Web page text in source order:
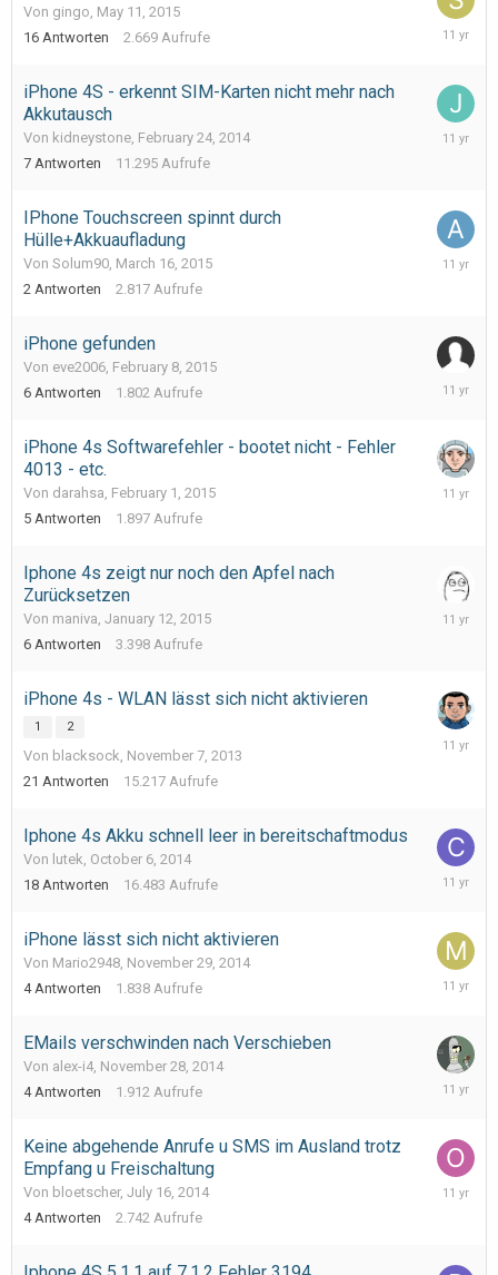
Von gingo, May 11, 2015
16 Antworten 2.669 Aufrufe
June
iPhone 4S - erkennt SIM-Karten nicht mehr nach
Akkutausch
Von kidneystone, February 24, 2014
7 Antworten 11.295 Aufrufe
April
IPhone Touchscreen spinnt durch
Hülle+Akkuaufladung
Von Solum90, March 16, 2015
2 Antworten 2.817 Aufrufe
March
iPhone gefunden
Von eve2006, February 8, 2015
6 Antworten 1.802 Aufrufe
February
iPhone 4s Softwarefehler - bootet nicht - Fehler
4013 - etc.
Von darahsa, February 1, 2015
5 Antworten 1.897 Aufrufe
February
Iphone 4s zeigt nur noch den Apfel nach
Zurücksetzen
Von maniva, January 12, 2015
6 Antworten 3.398 Aufrufe
January
iPhone 4s - WLAN lässt sich nicht aktivieren
1 2
Von blacksock, November 7, 2013
21 Antworten 15.217 Aufrufe
Iphone 4s Akku schnell leer in bereitschaftmodus
Von lutek, October 6, 2014
18 Antworten 16.483 Aufrufe
iPhone lässt sich nicht aktivieren
Von Mario2948, November 29, 2014
4 Antworten 1.838 Aufrufe
EMails verschwinden nach Verschieben
Von alex-i4, November 28, 2014
4 Antworten 1.912 Aufrufe
Keine abgehende Anrufe u SMS im Ausland trotz
Empfang u Freischaltung
Von bloetscher, July 16, 2014
4 Antworten 2.742 Aufrufe